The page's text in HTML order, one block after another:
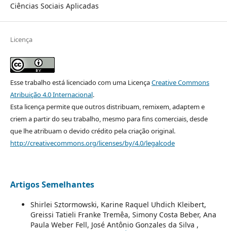
Ciências Sociais Aplicadas
Licença
Esse trabalho está licenciado com uma LicençaCreative Commons
Atribuição 4.0 Internacional.
Esta licença permite que outros distribuam, remixem, adaptem e
criem a partir do seu trabalho, mesmo para fins comerciais, desde
que lhe atribuam o devido crédito pela criação original.
http://creativecommons.org/licenses/by/4.0/legalcode
Artigos Semelhantes
Shirlei Sztormowski, Karine Raquel Uhdich Kleibert,
Greissi Tatieli Franke Tremêa, Simony Costa Beber, Ana
Paula Weber Fell, José Antônio Gonzales da Silva ,